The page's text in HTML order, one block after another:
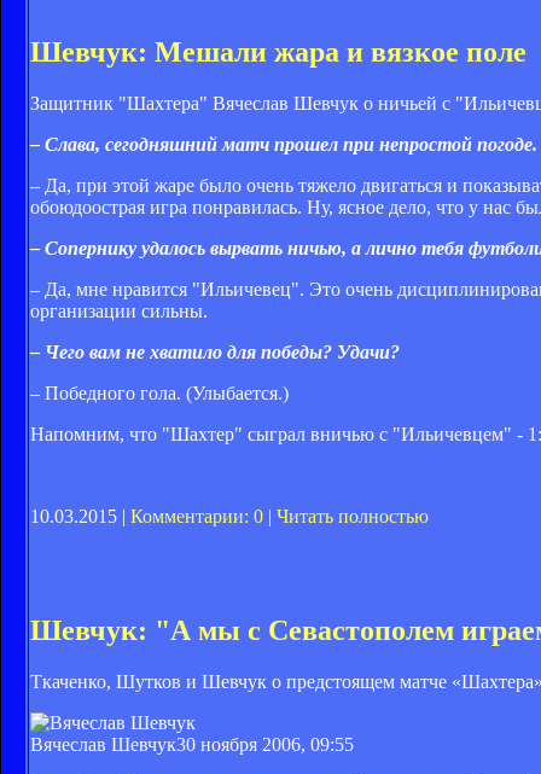
Шевчук: Мешали жара и вязкое поле
Защитник "Шахтера" Вячеслав Шевчук о ничьей с
– Слава, сегодняшний матч прошел при непростой
– Да, при этой жаре было очень тяжело двигаться и
обоюдоострая игра понравилась. Ну, ясное дело, что у нас
– Сопернику удалось вырвать ничью, а лично тебя
– Да, мне нравится "Ильичевец". Это очень
организации сильны.
– Чего вам не хватило для победы? Удачи?
– Победного гола. (Улыбается.)
Напомним, что "Шахтер" сыграл вничью с "Ильичевцем" -
10.03.2015 | Комментарии: 0 | Читать полностью
Шевчук: "А мы с Севастополем
Ткаченко, Шутков и Шевчук о предстоящем матче
Вячеслав Шевчук30 ноября 2006, 09:55